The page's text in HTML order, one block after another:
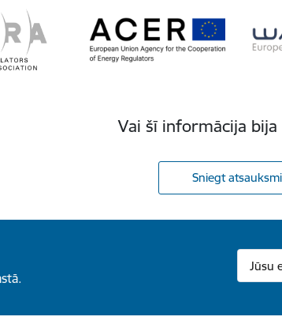
Vai šī informācija bija
Sniegt atsauksmi